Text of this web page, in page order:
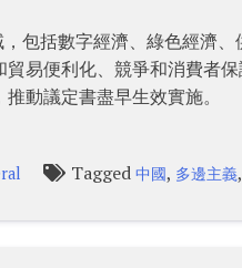
包括數字經濟、綠色經濟
易便利化、競爭和消費者
動議定書盡早生效實施。
Tagged 中國, 多邊主義,